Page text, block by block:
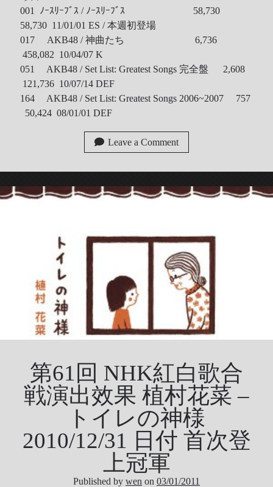
001 ﾉｰｽﾘｰﾌﾞｽ / ﾉｰｽﾘｰﾌﾞｽ 58,730
58,730 11/01/01 ES / 本週初登場
017 AKB48 / 神曲たち 6,736
458,082 10/04/07 K
051 AKB48 / Set List: Greatest Songs 完全盤 2,608
121,736 10/07/14 DEF
164 AKB48 / Set List: Greatest Songs 2006~2007 757
50,424 08/01/01 DEF
Leave a Comment
第61回 NHK紅白歌合
戦演出效果 植村花菜 –
トイレの神様
2010/12/31 日付 首次登
上冠軍
Published by wen on 03/01/2011